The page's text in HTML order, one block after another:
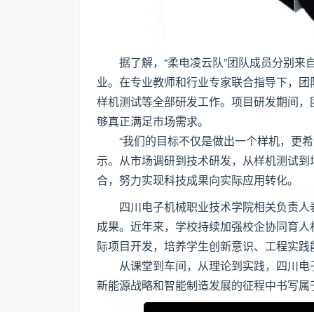
据了解，“柔电凌云队”团队成员分别
业。在专业教师和行业专家联合指导下，
样机测试等全部研发工作。项目研发期间
够真正满足市场需求。
“我们的目标不仅是做出一个样机，更
示。从市场调研到技术研发，从样机测试
合，努力实现科技成果向实际应用转化。
四川电子机械职业技术学院相关负责
成果。近年来，学校持续加强校企协同育
际项目开发，培养学生创新意识、工程实
从课堂到车间，从理论到实践，四川
新能源战略和智能制造发展的征程中书写